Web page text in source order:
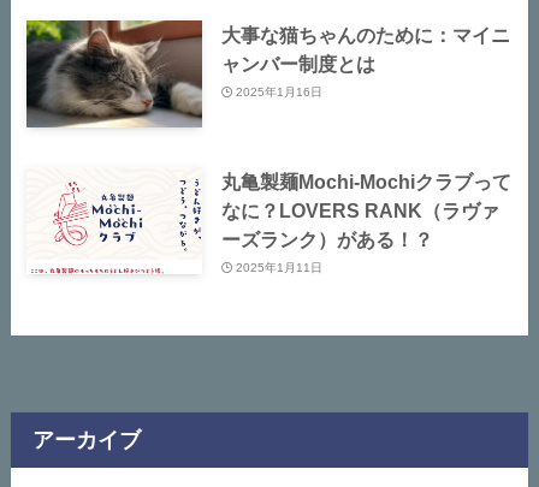
大事な猫ちゃんのために：マイニ
ャンバー制度とは
2025年1月16日
丸亀製麺Mochi-Mochiクラブって
なに？LOVERS RANK​（ラヴァ
ーズランク）がある！？
2025年1月11日
アーカイブ